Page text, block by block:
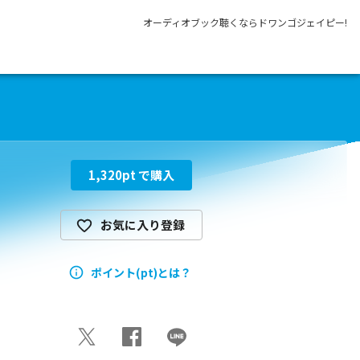
オーディオブック聴くならドワンゴジェイピー!
1,320pt で購入
お気に入り登録
ポイント(pt)とは？